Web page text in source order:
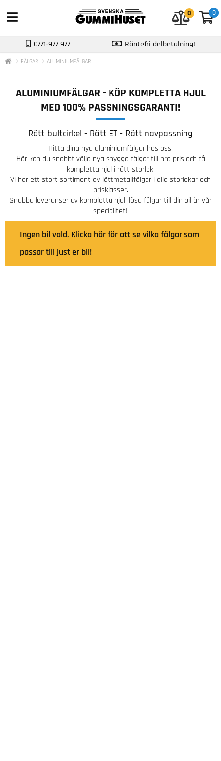
0
0
0
0771-977 977 Räntefri delbetalning!
FÄLGAR ALUMINIUMFÄLGAR
ALUMINIUMFÄLGAR - KÖP KOMPLETTA HJUL
MED 100% PASSNINGSGARANTI!
Rätt bultcirkel - Rätt ET - Rätt navpassning
Hitta dina nya aluminiumfälgar hos oss.
Här kan du snabbt välja nya snygga fälgar till bra pris och få
kompletta hjul i rätt storlek.
Vi har ett stort sortiment av lättmetallfälgar i alla storlekar och
prisklasser.
Snabba leveranser av kompletta hjul, lösa fälgartill din bil är vår
specialitet!
Ingen bil vald. Klicka här för att se vilka fälgar som
passar till just er bil!